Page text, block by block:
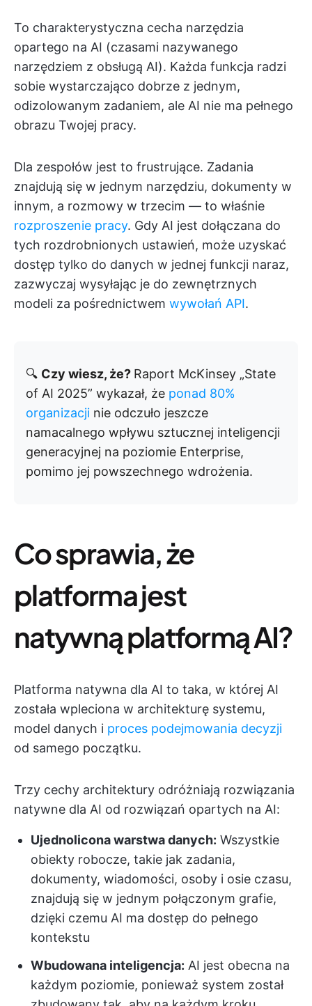
To charakterystyczna cecha narzędzia
opartego na AI (czasami nazywanego
narzędziem z obsługą AI). Każda funkcja radzi
sobie wystarczająco dobrze z jednym,
odizolowanym zadaniem, ale AI nie ma pełnego
obrazu Twojej pracy.
Dla zespołów jest to frustrujące. Zadania
znajdują się w jednym narzędziu, dokumenty w
innym, a rozmowy w trzecim — to właśnie
rozproszenie pracy. Gdy AI jest dołączana do
tych rozdrobnionych ustawień, może uzyskać
dostęp tylko do danych w jednej funkcji naraz,
zazwyczaj wysyłając je do zewnętrznych
modeli za pośrednictwem wywołań API.
🔍 Czy wiesz, że? Raport McKinsey „State
of AI 2025” wykazał, że ponad 80%
organizacji nie odczuło jeszcze
namacalnego wpływu sztucznej inteligencji
generacyjnej na poziomie Enterprise,
pomimo jej powszechnego wdrożenia.
Co sprawia, że
platforma jest
natywną platformą AI?
Platforma natywna dla AI to taka, w której AI
została wpleciona w architekturę systemu,
model danych i proces podejmowania decyzji
od samego początku.
Trzy cechy architektury odróżniają rozwiązania
natywne dla AI od rozwiązań opartych na AI:
Ujednolicona warstwa danych: Wszystkie
obiekty robocze, takie jak zadania,
dokumenty, wiadomości, osoby i osie czasu,
znajdują się w jednym połączonym grafie,
dzięki czemu AI ma dostęp do pełnego
kontekstu
Wbudowana inteligencja: AI jest obecna na
każdym poziomie, ponieważ system został